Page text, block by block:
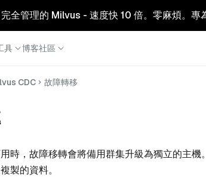
全管理的 Milvus - 速度快 10 倍。零麻煩。專
具 博客社區
CDC 故障轉移
時，故障移轉會將備用群集升級為獨立的主機
製的資料。